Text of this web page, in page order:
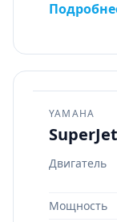
YAMAHA
SuperJet
Двигатель
Мощность